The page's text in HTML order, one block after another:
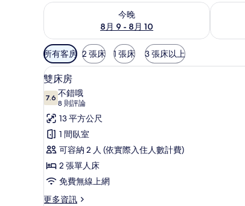
今晚
8月 9 - 8月 10
查看今晚 (8月 9 - 8月 10) 的供應情況 查看明
可
用
的
客
房
篩
選
條
件
所有客房 2 張床 1 張床 3 張床以上
顯
示
雙
床
房
的
所
有
相
書桌、隔音、熨斗/熨衣
6
雙床房
7.67.6 分，滿分 10 分
不錯哦
8 則評論
(8
則
評
論)
13 平方公尺
1 間臥室
可容納 2 人 (依實際入住人數計費)
2 張單人床
免費無線上網
更多資訊
更